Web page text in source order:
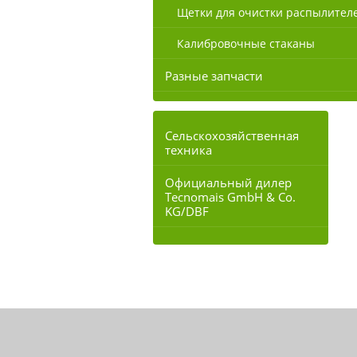
Щетки для очистки
Калибровочные стаканы
Разные запчасти
Сельскохозяйственная
техника
Официальный дилер
Tecnomais GmbH & Co.
KG/DBF